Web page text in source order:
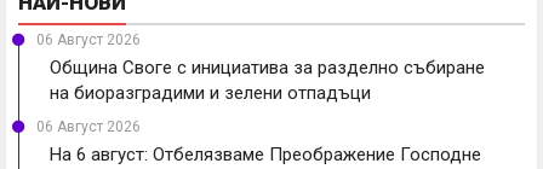
06 Август 2026
Община Своге с инициатива за разделно събиране
на биоразградими и зелени отпадъци
06 Август 2026
На 6 август: Отбелязваме Преображение Господне